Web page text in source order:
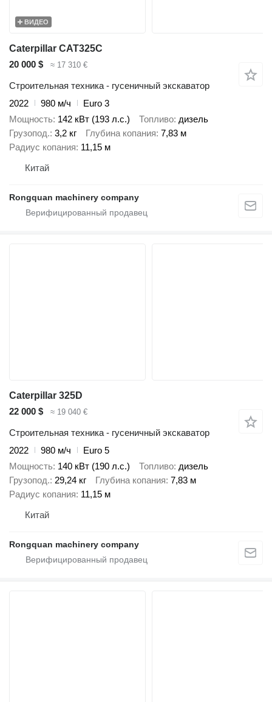
ВИДЕО
Caterpillar CAT325C
20 000 $
≈ 17 310 €
Строительная техника - гусеничный экскаватор
2022
980 м/ч
Euro 3
Мощность 142 кВт (193 л.с.) Топливо дизель
Грузопод. 3,2 кг Глубина копания 7,83 м
Радиус копания 11,15 м
Китай
Rongquan machinery company
Caterpillar 325D
22 000 $
≈ 19 040 €
Строительная техника - гусеничный экскаватор
2022
980 м/ч
Euro 5
Мощность 140 кВт (190 л.с.) Топливо дизель
Грузопод. 29,24 кг Глубина копания 7,83 м
Радиус копания 11,15 м
Китай
Rongquan machinery company